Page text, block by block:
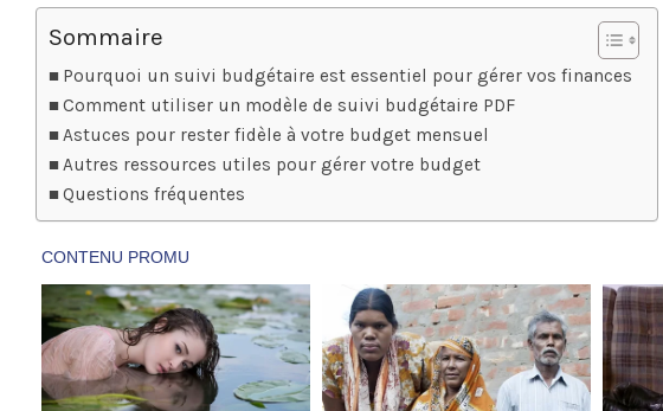
Sommaire
Pourquoi un suivi budgétaire est essentiel pour gérer vos finances
Comment utiliser un modèle de suivi budgétaire PDF
Astuces pour rester fidèle à votre budget mensuel
Autres ressources utiles pour gérer votre budget
Questions fréquentes